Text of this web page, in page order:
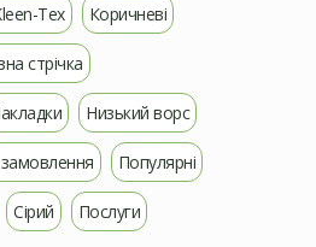
Tex Коричневі
стрічка
Низький ворс
замовлення Популярні
Сірий Послуги